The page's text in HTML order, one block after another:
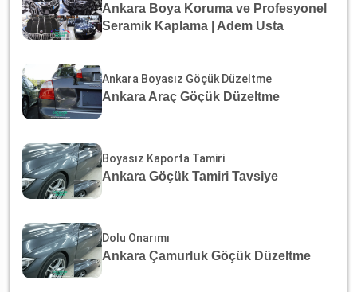
Ankara Boya Koruma ve Profesyonel
Seramik Kaplama | Adem Usta
Ankara Boyasız Göçük Düzeltme
Ankara Araç Göçük Düzeltme
Boyasız Kaporta Tamiri
Ankara Göçük Tamiri Tavsiye
Dolu Onarımı
Ankara Çamurluk Göçük Düzeltme